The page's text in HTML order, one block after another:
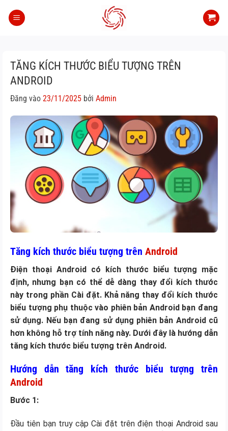
qua
TĂNG KÍCH THƯỚC BIỂU TƯỢNG TRÊN
ANDROID
Đăng vào 23/11/2025 bởi Admin
Tăng kích thước biểu tượng trên Android
Điện thoại Android có kích thước biểu tượng mặc
định, nhưng bạn có thể dễ dàng thay đổi kích thước
này trong phần Cài đặt. Khả năng thay đổi kích thước
biểu tượng phụ thuộc vào phiên bản Android bạn đang
sử dụng. Nếu bạn đang sử dụng phiên bản Android cũ
hơn không hỗ trợ tính năng này. Dưới đây là hướng dẫn
tăng kích thước biểu tượng trên Android.
Hướng dẫn tăng kích thước biểu tượng trên
Android
Bước 1:
Đầu tiên bạn truy cập Cài đặt trên điện thoại Android sau